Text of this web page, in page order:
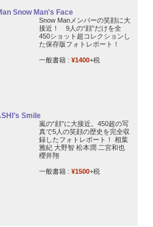
Snow Man's Face
Snow Manメンバーの笑顔に大
接近！ 9人の“顔”だけを全
450ショット超コレクションし
た保存版フォトレポート！
一般書籍 : ¥1400+税
Smile
嵐の“顔”に大接近。450超の写
真で5人の笑顔の歴史を完全収
録したフォトレポート！ 相葉
雅紀 大野智 松本潤 二宮和也
櫻井翔
一般書籍 : ¥1500+税